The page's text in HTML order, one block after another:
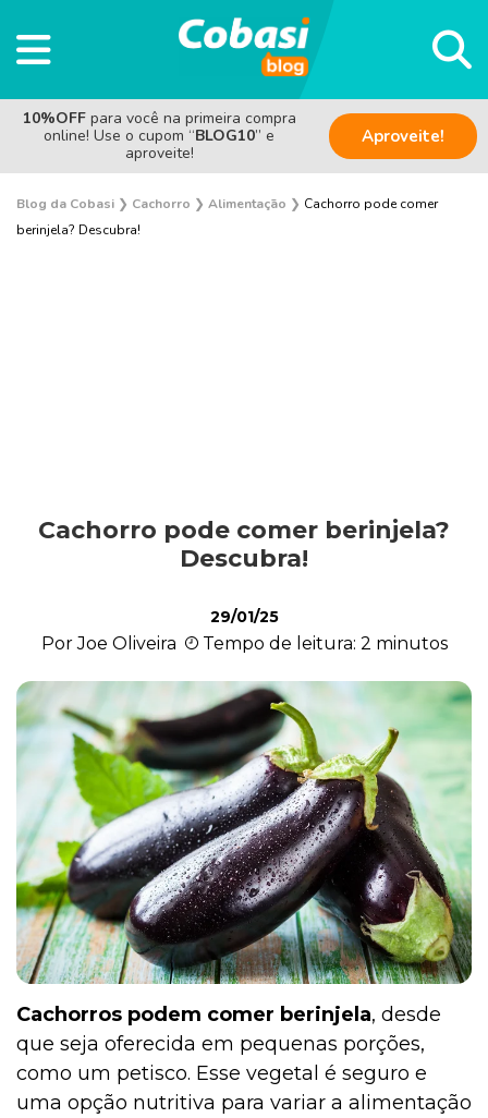
10%OFF para você na primeira compra
online! Use o cupom “BLOG10” e
aproveite!
Aproveite!
Blog da Cobasi ❯ Cachorro ❯ Alimentação ❯ Cachorro pode comer
berinjela? Descubra!
Alimentação
Curiosidades
Filhotes
Higiene
Saúde
Cachorro pode comer berinjela?
Descubra!
29/01/25
Por Joe Oliveira Tempo de leitura: 2 minutos
Cachorros podem comer berinjela, desde
que seja oferecida em pequenas porções,
como um petisco. Esse vegetal é seguro e
uma opção nutritiva para variar a alimentação